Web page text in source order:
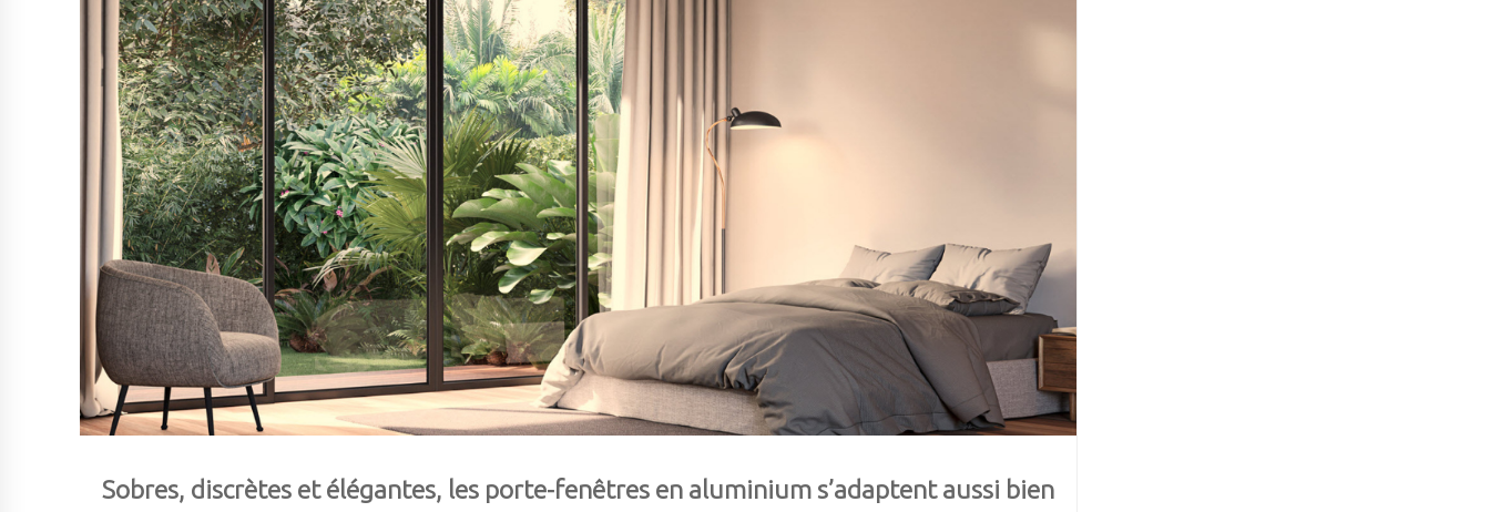
Sobres, discrètes et élégantes, les porte-fenêtres en aluminium s’adaptent aussi bien